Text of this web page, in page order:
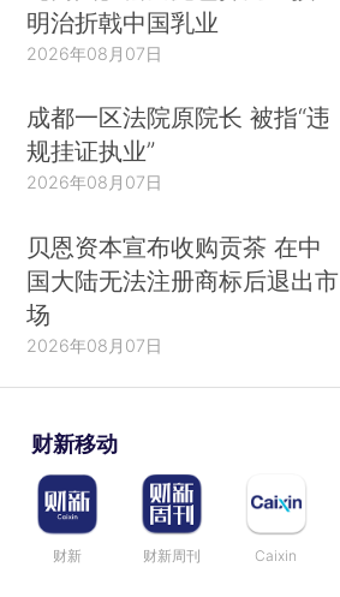
明治折戟中国乳业
2026年08月07日
成都一区法院原院长 被指“违
规挂证执业”
2026年08月07日
贝恩资本宣布收购贡茶 在中
国大陆无法注册商标后退出市
场
2026年08月07日
财新移动
财新 财新周刊 Caixin